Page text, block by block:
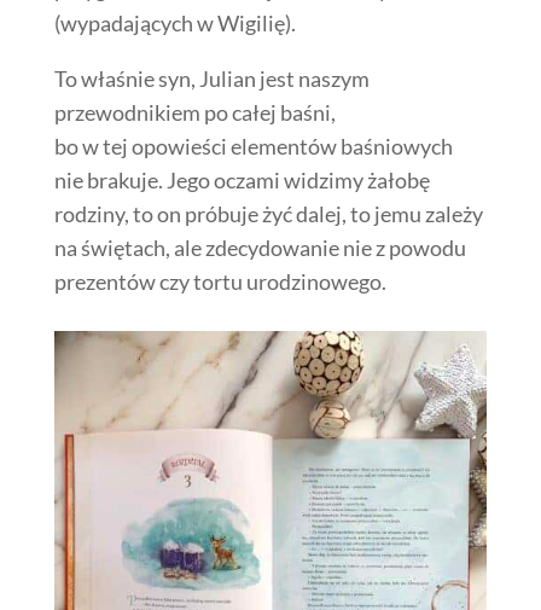
(wypadających w Wigilię).
To właśnie syn, Julian jest naszym
przewodnikiem po całej baśni,
bo w tej opowieści elementów baśniowych
nie brakuje. Jego oczami widzimy żałobę
rodziny, to on próbuje żyć dalej, to jemu zależy
na świętach, ale zdecydowanie nie z powodu
prezentów czy tortu urodzinowego.